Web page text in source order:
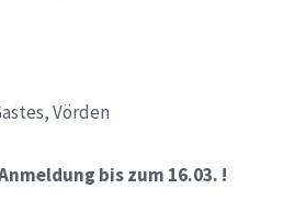
Vörden
bis zum 16.03. !